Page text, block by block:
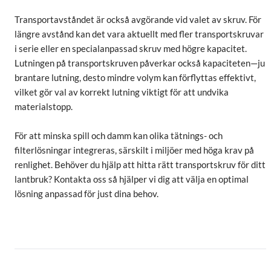
Transportavståndet är också avgörande vid valet av skruv. För
längre avstånd kan det vara aktuellt med fler transportskruvar
i serie eller en specialanpassad skruv med högre kapacitet.
Lutningen på transportskruven påverkar också kapaciteten—ju
brantare lutning, desto mindre volym kan förflyttas effektivt,
vilket gör val av korrekt lutning viktigt för att undvika
materialstopp.
För att minska spill och damm kan olika tätnings- och
filterlösningar integreras, särskilt i miljöer med höga krav på
renlighet. Behöver du hjälp att hitta rätt transportskruv för ditt
lantbruk? Kontakta oss så hjälper vi dig att välja en optimal
lösning anpassad för just dina behov.